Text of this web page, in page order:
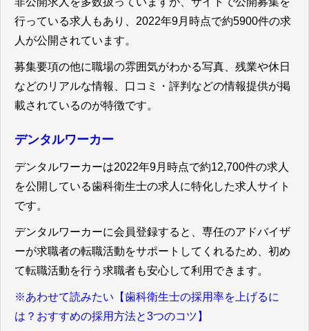
行っている求人もあり、2022年9月時点で約5900件の求
人が公開されています。
募集要項の他に職場の雰囲気がわかる写真、残業や休日
などのリアルな情報、口コミ・評判などの情報提供が掲
載されているのが特徴です。
デンタルワーカー
デンタルワーカーは2022年9月時点で約12,700件の求人
を公開している歯科衛生士の求人に特化した求人サイト
です。
デンタルワーカーに会員登録すると、専任のアドバイザ
ーが求職者の転職活動をサポートしてくれるため、初め
て転職活動を行う求職者も安心して利用できます。
※あわせて読みたい【歯科衛生士の採用率を上げるに
は？おすすめの採用方法と3つのコツ】